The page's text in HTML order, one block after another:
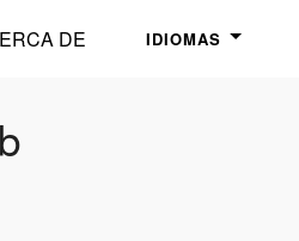
DE IDIOMAS